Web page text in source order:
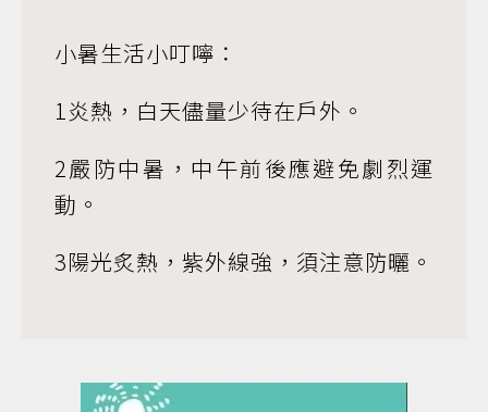
小暑生活小叮嚀：
1炎熱，白天儘量少待在戶外。
2嚴防中暑，中午前後應避免劇烈運
動。
3陽光炙熱，紫外線強，須注意防曬。